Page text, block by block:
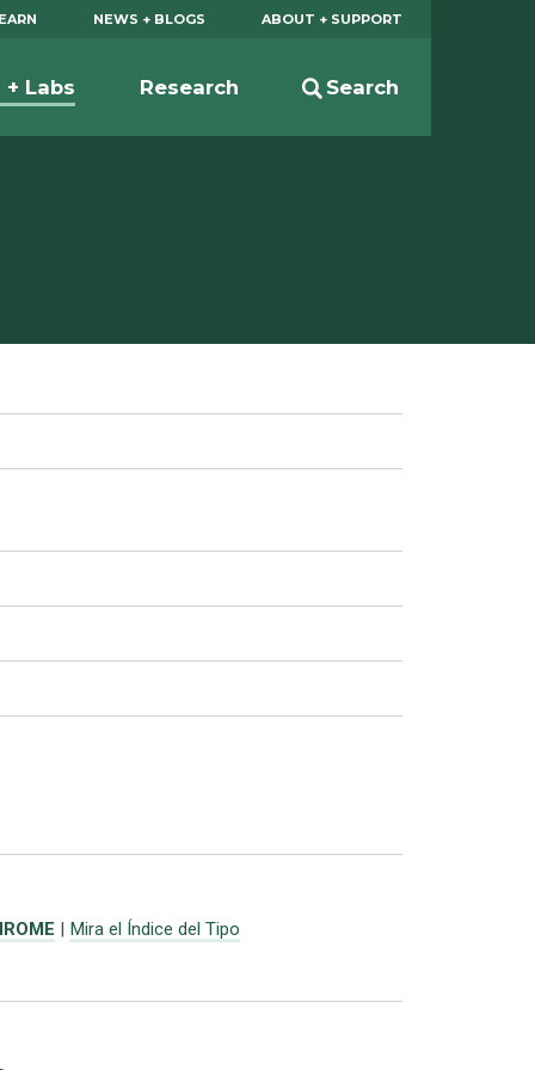
NEWS + BLOGS ABOUT + SUPPORT
Search
Labs Research
| Mira el Índice del Tipo